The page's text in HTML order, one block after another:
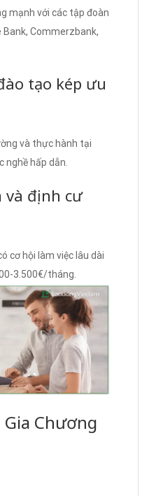
mạnh với các tập đoàn
Commerzbank,
tạo kép ưu
và thực hành tại
nghề hấp dẫn.
và định cư
cơ hội làm việc lâu dài
3.500€/tháng.
Chương